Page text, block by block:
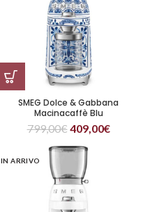
SMEG Dolce & Gabbana
Macinacaffè Blu
799,00€409,00€
IN ARRIVO